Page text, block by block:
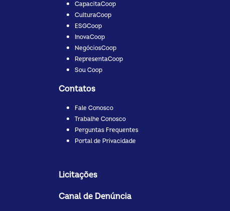
CapacitaCoop
CulturaCoop
ESGCoop
InovaCoop
NegóciosCoop
RepresentaCoop
Sou Coop
Contatos
Fale Conosco
Trabalhe Conosco
Perguntas Frequentes
Portal de Privacidade
Licitações
Canal de Denúncia